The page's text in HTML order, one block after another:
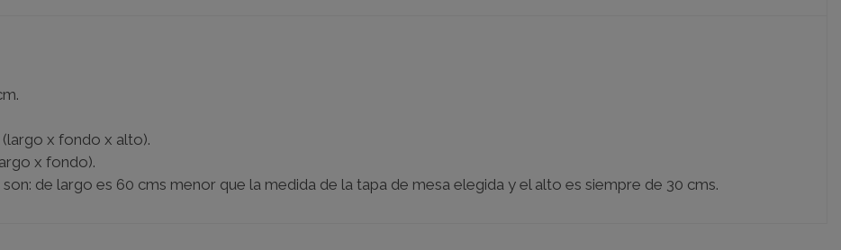
(largo x fondo x alto).
x fondo).
de largo es 60 cms menor que la medida de la tapa de mesa elegida y el alto es siempre de 30 cms.